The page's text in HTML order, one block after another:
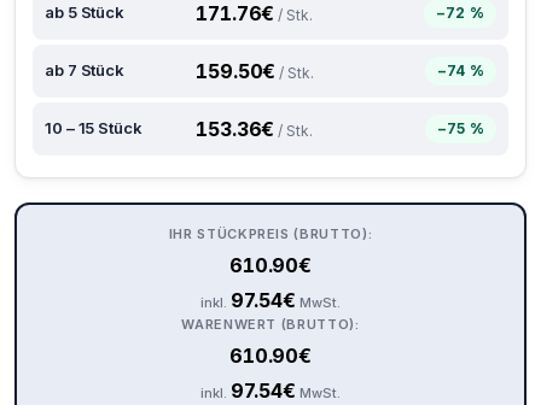
ab 5 Stück 171.76€ / Stk. −72 %
ab 7 Stück 159.50€ / Stk. −74 %
10 – 15 Stück 153.36€ / Stk. −75 %
IHR STÜCKPREIS (BRUTTO):
610.90€
inkl. 97.54€ MwSt.
WARENWERT (BRUTTO):
610.90€
inkl. 97.54€ MwSt.